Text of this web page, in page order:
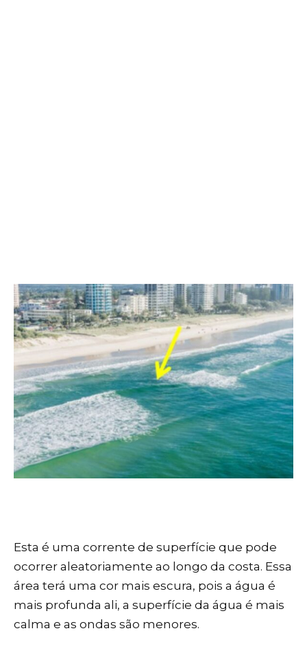
Esta é uma corrente de superfície que pode
ocorrer aleatoriamente ao longo da costa. Essa
área terá uma cor mais escura, pois a água é
mais profunda ali, a superfície da água é mais
calma e as ondas são menores.